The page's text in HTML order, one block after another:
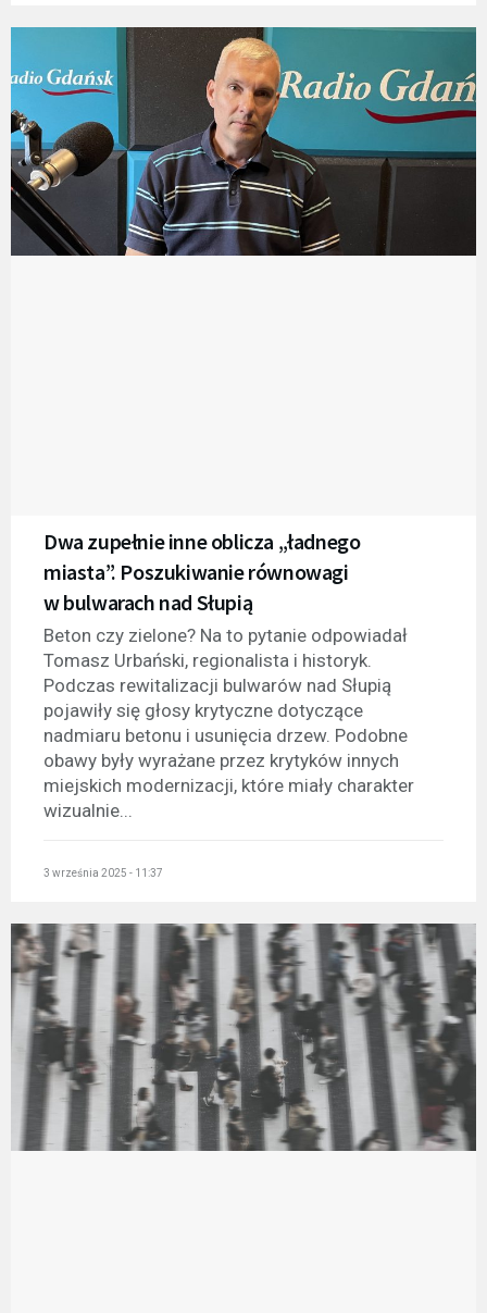
Dwa zupełnie inne oblicza „ładnego
miasta”. Poszukiwanie równowagi
w bulwarach nad Słupią
Beton czy zielone? Na to pytanie odpowiadał
Tomasz Urbański, regionalista i historyk.
Podczas rewitalizacji bulwarów nad Słupią
pojawiły się głosy krytyczne dotyczące
nadmiaru betonu i usunięcia drzew. Podobne
obawy były wyrażane przez krytyków innych
miejskich modernizacji, które miały charakter
wizualnie...
3 września 2025 - 11:37